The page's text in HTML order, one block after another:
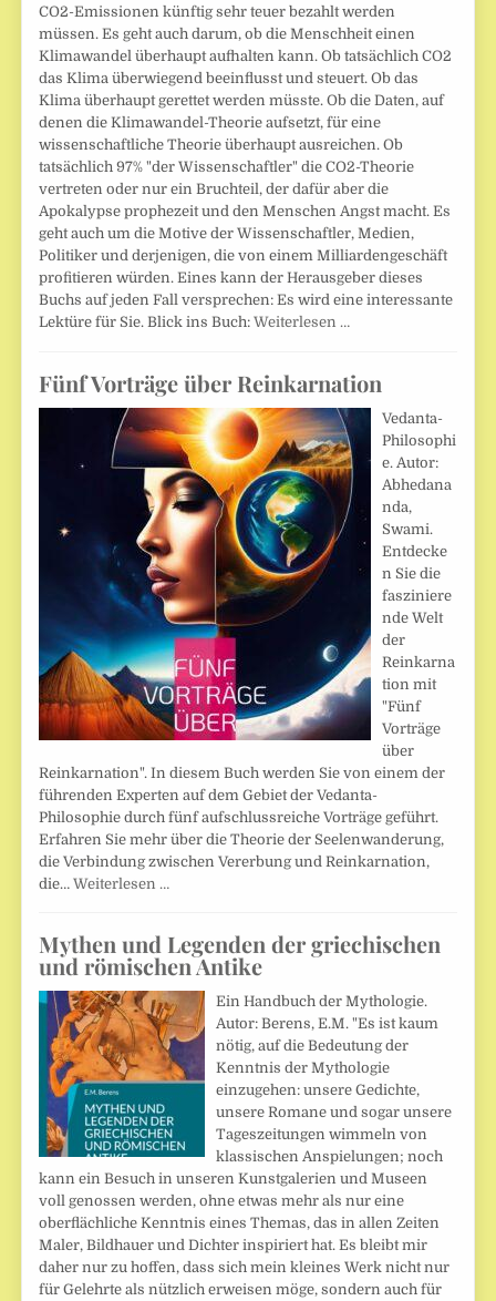
CO2-Emissionen künftig sehr teuer bezahlt werden
müssen. Es geht auch darum, ob die Menschheit einen
Klimawandel überhaupt aufhalten kann. Ob tatsächlich CO2
das Klima überwiegend beeinflusst und steuert. Ob das
Klima überhaupt gerettet werden müsste. Ob die Daten, auf
denen die Klimawandel-Theorie aufsetzt, für eine
wissenschaftliche Theorie überhaupt ausreichen. Ob
tatsächlich 97% "der Wissenschaftler" die CO2-Theorie
vertreten oder nur ein Bruchteil, der dafür aber die
Apokalypse prophezeit und den Menschen Angst macht. Es
geht auch um die Motive der Wissenschaftler, Medien,
Politiker und derjenigen, die von einem Milliardengeschäft
profitieren würden. Eines kann der Herausgeber dieses
Buchs auf jeden Fall versprechen: Es wird eine interessante
Lektüre für Sie. Blick ins Buch:Weiterlesen …
Fünf Vorträge über Reinkarnation
Vedanta-
Philosophi
e. Autor:
Abhedana
nda,
Swami.
Entdecke
n Sie die
fasziniere
nde Welt
der
Reinkarna
tion mit
"Fünf
Vorträge
über
Reinkarnation". In diesem Buch werden Sie von einem der
führenden Experten auf dem Gebiet der Vedanta-
Philosophie durch fünf aufschlussreiche Vorträge geführt.
Erfahren Sie mehr über die Theorie der Seelenwanderung,
die Verbindung zwischen Vererbung und Reinkarnation,
die…Weiterlesen …
Mythen und Legenden der griechischen
und römischen Antike
Ein Handbuch der Mythologie.
Autor: Berens, E.M. "Es ist kaum
nötig, auf die Bedeutung der
Kenntnis der Mythologie
einzugehen: unsere Gedichte,
unsere Romane und sogar unsere
Tageszeitungen wimmeln von
klassischen Anspielungen; noch
kann ein Besuch in unseren Kunstgalerien und Museen
voll genossen werden, ohne etwas mehr als nur eine
oberflächliche Kenntnis eines Themas, das in allen Zeiten
Maler, Bildhauer und Dichter inspiriert hat. Es bleibt mir
daher nur zu hoffen, dass sich mein kleines Werk nicht nur
für Gelehrte als nützlich erweisen möge, sondern auch für